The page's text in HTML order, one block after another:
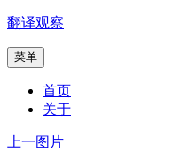
跳
内
翻译观察
菜单
首页
关于
上一图片